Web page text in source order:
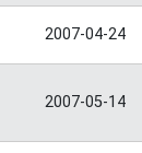
2007-04-24
2007-05-14